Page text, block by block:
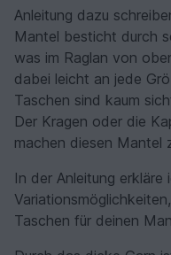
Anleitung dazu
Mantel besticht durch
was im Raglan von
dabei leicht an jede
Taschen sind kaum
Der Kragen oder die
machen diesen Mantel
In der Anleitung erkläre
Taschen für deinen